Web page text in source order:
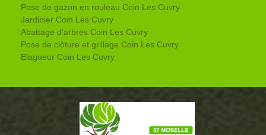
Pose de gazon en rouleau Coin Les Cuvry
Jardinier Coin Les Cuvry
Abattage d'arbres Coin Les Cuvry
Pose de clôture et grillage Coin Les Cuvry
Elagueur Coin Les Cuvry